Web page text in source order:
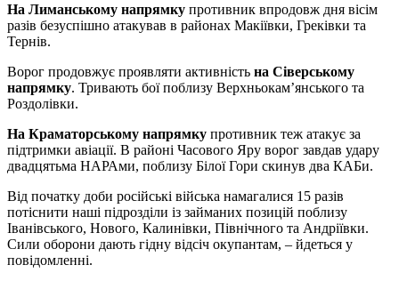
На Лиманському напрямку противник впродовж дня вісім
разів безуспішно атакував в районах Макіївки, Греківки та
Тернів.
Ворог продовжує проявляти активність на Сіверському
напрямку. Тривають бої поблизу Верхньокам’янського та
Роздолівки.
На Краматорському напрямку противник теж атакує за
підтримки авіації. В районі Часового Яру ворог завдав удару
двадцятьма НАРАми, поблизу Білої Гори скинув два КАБи.
Від початку доби російські війська намагалися 15 разів
потіснити наші підрозділи із займаних позицій поблизу
Іванівського, Нового, Калинівки, Північного та Андріївки.
Сили оборони дають гідну відсіч окупантам, – йдеться у
повідомленні.